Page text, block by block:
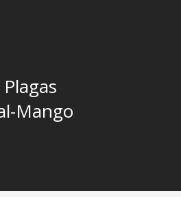
Mango